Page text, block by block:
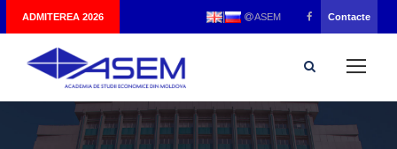
ADMITEREA 2026 ASEM Contacte